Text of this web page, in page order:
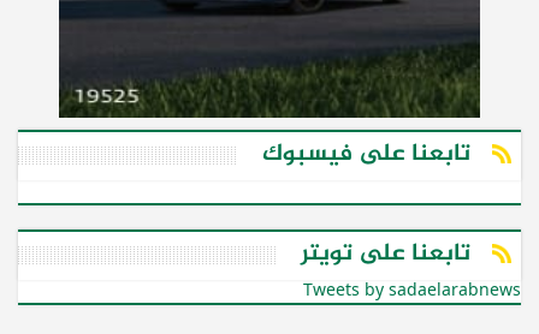
تابعنا على فيسبوك
تابعنا على تويتر
Tweets by sadaelarabnews